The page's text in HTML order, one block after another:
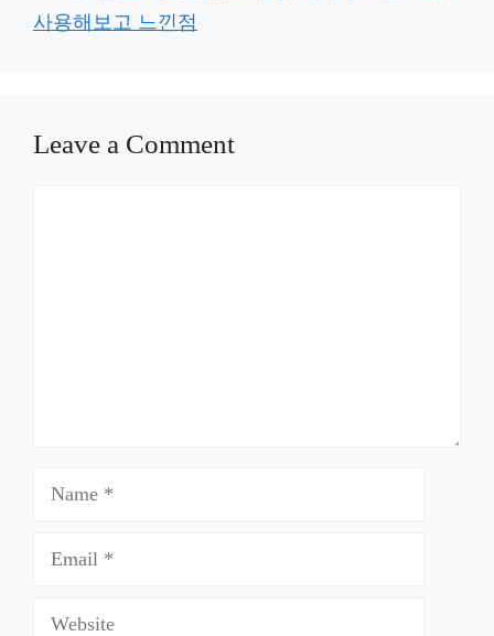
사용해보고 느낀점
Leave a Comment